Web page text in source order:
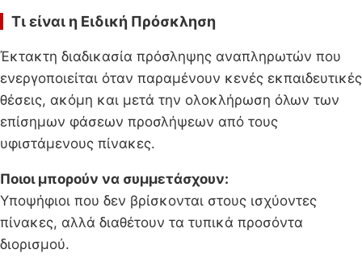
Τι είναι η Ειδική Πρόσκληση
Έκτακτη διαδικασία πρόσληψης αναπληρωτών που
ενεργοποιείται όταν παραμένουν κενές εκπαιδευτικές
θέσεις, ακόμη και μετά την ολοκλήρωση όλων των
επίσημων φάσεων προσλήψεων από τους
υφιστάμενους πίνακες.
Ποιοι μπορούν να συμμετάσχουν:
Υποψήφιοι που δεν βρίσκονται στους ισχύοντες
πίνακες, αλλά διαθέτουν τα τυπικά προσόντα
διορισμού.